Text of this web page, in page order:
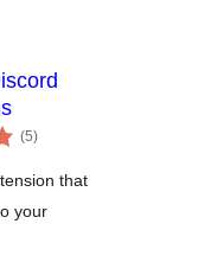
(5αξιολογήσεις
σύνολο
)
that
your